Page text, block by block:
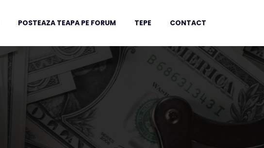
POSTEAZA TEAPA PE FORUM TEPE CONTACT